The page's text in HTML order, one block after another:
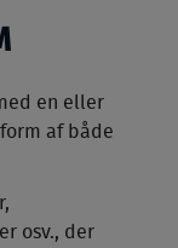
en eller
af både
osv., der